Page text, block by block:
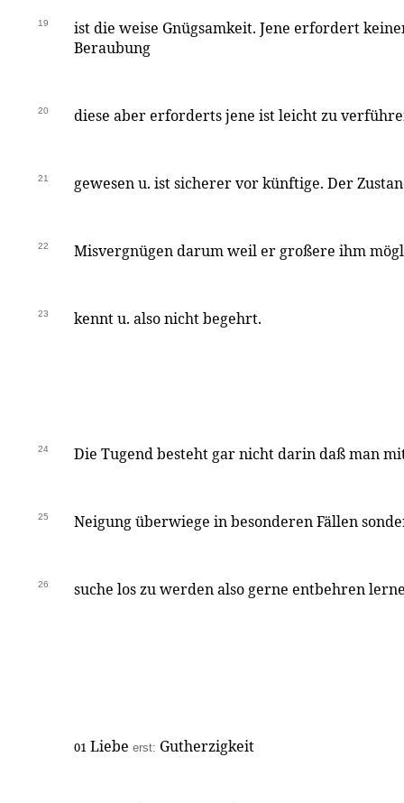
19
ist die weise Gnügsamkeit. Jene erfordert
Beraubung
20 diese aber erforderts jene ist leicht zu
21 gewesen u. ist sicherer vor künftige. Der
22 Misvergnügen darum weil er großere ihm
23 kennt u. also nicht begehrt.
24 Die Tugend besteht gar nicht darin daß man
25 Neigung überwiege in besonderen Fällen
26 suche los zu werden also gerne entbehren
01 Liebe erst: Gutherzigkeit